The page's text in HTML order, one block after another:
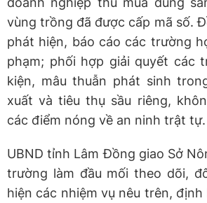
vùng trồng đã được cấp mã số.
phát hiện, báo cáo các trường
phạm; phối hợp giải quyết các
kiện, mâu thuẫn phát sinh
xuất và tiêu thụ sầu riêng,
các điểm nóng về an ninh trật tự.
UBND tỉnh Lâm Đồng giao Sở
trường làm đầu mối theo dõi,
hiện các nhiệm vụ nêu trên,